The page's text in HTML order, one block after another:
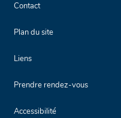
Contact
Plan du site
Liens
Prendre rendez-vous
Accessibilité